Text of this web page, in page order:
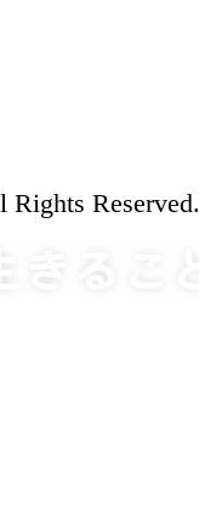
Reserved.